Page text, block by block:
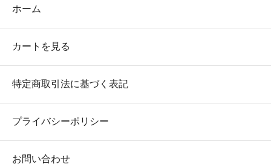
ホーム
カートを見る
特定商取引法に基づく表記
プライバシーポリシー
お問い合わせ